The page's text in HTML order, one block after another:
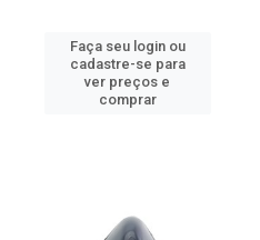
Faça seu login ou
cadastre-se para
ver preços e
comprar